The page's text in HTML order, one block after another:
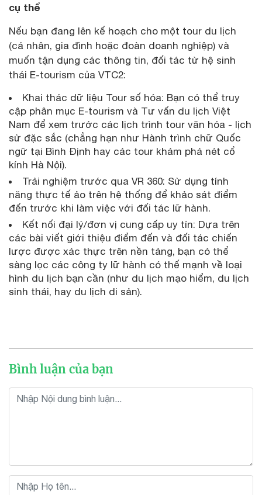
cụ thể
Nếu bạn đang lên kế hoạch cho một tour du lịch
(cá nhân, gia đình hoặc đoàn doanh nghiệp) và
muốn tận dụng các thông tin, đối tác từ hệ sinh
thái E-tourism của VTC2:
Khai thác dữ liệu Tour số hóa: Bạn có thể truy
cập phân mục E-tourism và Tư vấn du lịch Việt
Nam để xem trước các lịch trình tour văn hóa - lịch
sử đặc sắc (chẳng hạn như Hành trình chữ Quốc
ngữ tại Bình Định hay các tour khám phá nét cổ
kính Hà Nội).
Trải nghiệm trước qua VR 360: Sử dụng tính
năng thực tế ảo trên hệ thống để khảo sát điểm
đến trước khi làm việc với đối tác lữ hành.
Kết nối đại lý/đơn vị cung cấp uy tín: Dựa trên
các bài viết giới thiệu điểm đến và đối tác chiến
lược được xác thực trên nền tảng, bạn có thể
sàng lọc các công ty lữ hành có thế mạnh về loại
hình du lịch bạn cần (như du lịch mạo hiểm, du lịch
sinh thái, hay du lịch di sản).
Bình luận của bạn